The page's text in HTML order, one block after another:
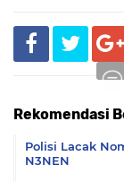
Rekomendasi
Polisi Lacak
N3NEN